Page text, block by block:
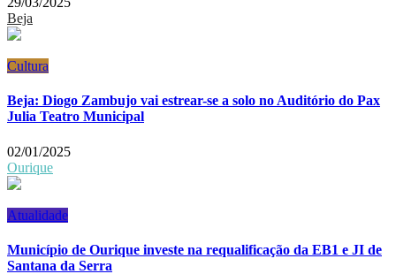
Beja
Cultura
Beja: Diogo Zambujo vai estrear-se a solo no Auditório do Pax
Julia Teatro Municipal
02/01/2025
Ourique
Atualidade
Município de Ourique investe na requalificação da EB1 e JI de
Santana da Serra